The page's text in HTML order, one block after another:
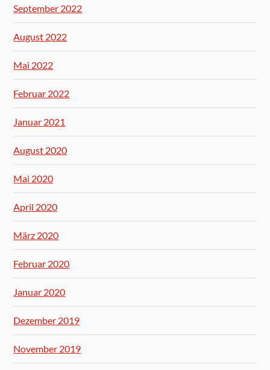
September 2022
August 2022
Mai 2022
Februar 2022
Januar 2021
August 2020
Mai 2020
April 2020
März 2020
Februar 2020
Januar 2020
Dezember 2019
November 2019